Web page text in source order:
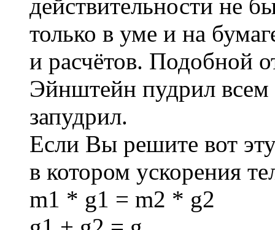
действительности не
только в уме и на
и расчётов. Подобной
Эйнштейн пудрил всем
запудрил.
Если Вы решите вот
в котором ускорения
m1 * g1 = m2 * g2